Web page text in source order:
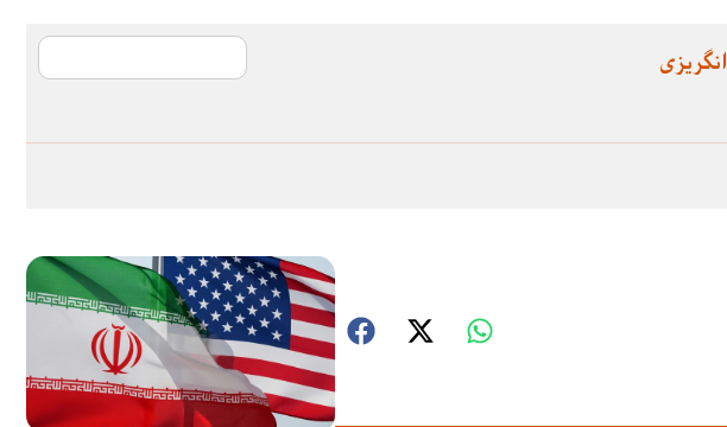
انگریزی